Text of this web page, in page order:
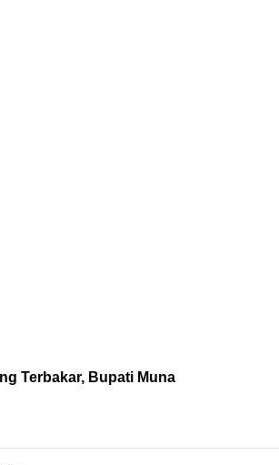
Terbakar, Bupati Muna